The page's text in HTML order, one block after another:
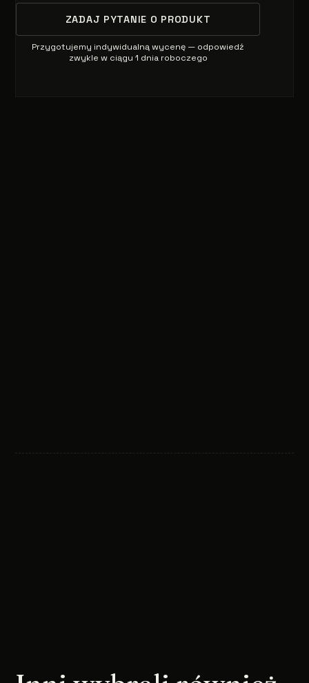
ZADAJ PYTANIE O PRODUKT
Przygotujemy indywidualną wycenę — odpowiedź
zwykle w ciągu 1 dnia roboczego